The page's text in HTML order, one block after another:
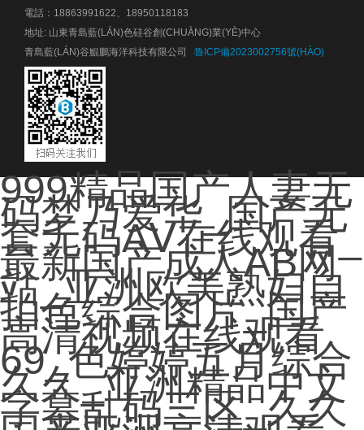
電話：18863991622、18950118183
地址: 山東青島藍(LÁN)色硅谷創(CHUÀNG)業(YÈ)中心
青島藍(LÁN)谷鯤鵬海洋科技有限公司 魯ICP備2023002756號(HÀO)
999精品国产人妻无
码梦乃爱华_国产无
套无码AⅤ在线观看_
最新国产成人AB网
站_亚洲欧美熟妇自
拍色综合图片_国产
高清视频在线观看
69_色婷婷五月综合
久久_亚洲精品中文
字幕乱码三区_久久